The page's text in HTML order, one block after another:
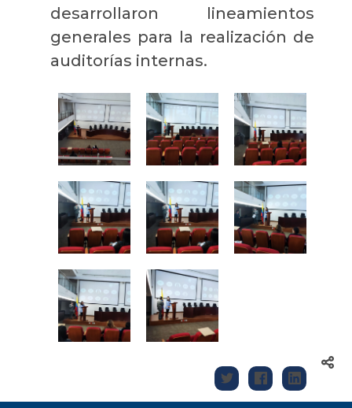
desarrollaron lineamientos
generales para la realización de
auditorías internas.